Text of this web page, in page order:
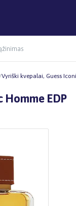
/Vyriški kvepalai, Guess
Homme EDP